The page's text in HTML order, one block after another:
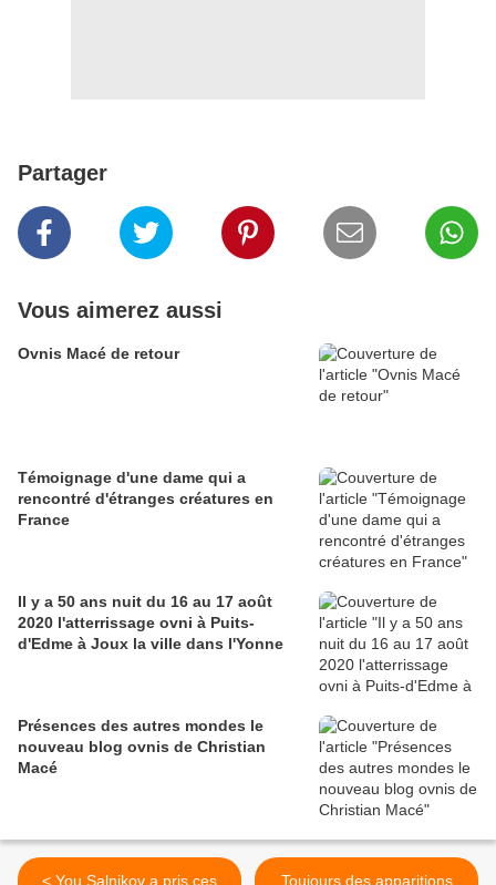
Partager
Vous aimerez aussi
Ovnis Macé de retour
Témoignage d'une dame qui a
rencontré d'étranges créatures en
France
Il y a 50 ans nuit du 16 au 17 août
2020 l'atterrissage ovni à Puits-
d'Edme à Joux la ville dans l'Yonne
Présences des autres mondes le
nouveau blog ovnis de Christian
Macé
< You Salnikov a pris ces Toujours des apparitions